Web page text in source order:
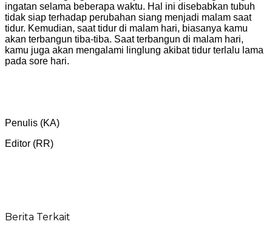
ingatan selama beberapa waktu. Hal ini disebabkan tubuh
tidak siap terhadap perubahan siang menjadi malam saat
tidur. Kemudian, saat tidur di malam hari, biasanya kamu
akan terbangun tiba-tiba. Saat terbangun di malam hari,
kamu juga akan mengalami linglung akibat tidur terlalu lama
pada sore hari.
Penulis (KA)
Editor (RR)
Berita Terkait